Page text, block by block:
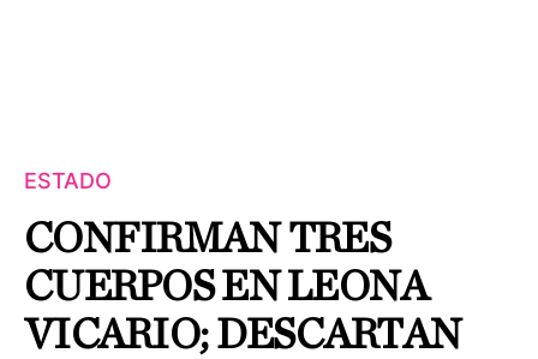
ESTADO
CONFIRMAN TRES
CUERPOS EN LEONA
VICARIO; DESCARTAN